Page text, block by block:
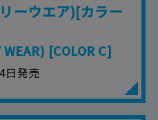
ーウエア)[カラー
[COLOR C]
日発売